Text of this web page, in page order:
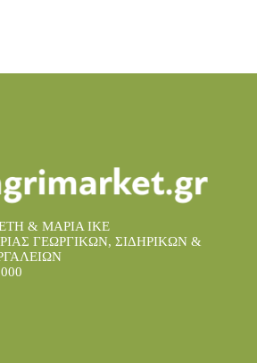
& ΜΑΡΙΑ IKE
ΓΕΩΡΓΙΚΩΝ, ΣΙΔΗΡΙΚΩΝ &